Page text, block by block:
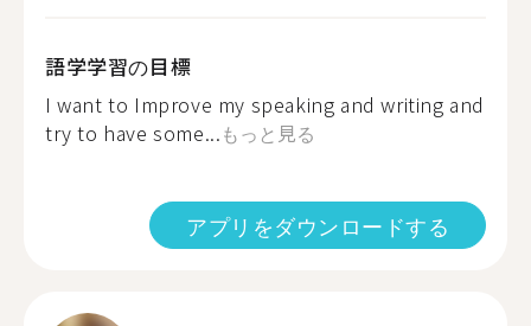
語学学習の目標
I want to Improve my speaking and writing and
try to have some...もっと見る
アプリをダウンロードする